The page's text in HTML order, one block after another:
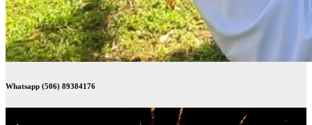
Whatsapp (506) 89384176